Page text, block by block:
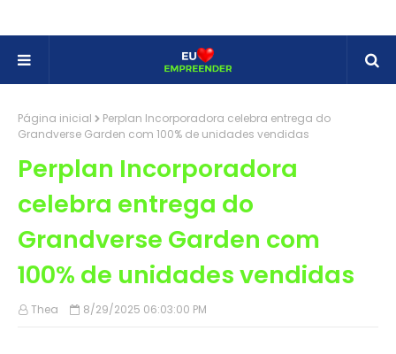
Página inicial
Perplan Incorporadora celebra entrega do
Grandverse Garden com 100% de unidades vendidas
Perplan Incorporadora
celebra entrega do
Grandverse Garden com
100% de unidades vendidas
Thea 8/29/2025 06:03:00 PM